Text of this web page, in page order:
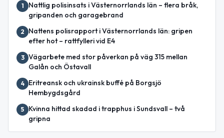
1
Nattlig polisinsats i Västernorrlands län – flera bråk,
gripanden och garagebrand
2
Nattens polisrapport i Västernorrlands län: gripen
efter hot – rattfylleri vid E4
3 Vägarbete med stor påverkan på väg 315 mellan
Galån och Östavall
4
Eritreansk och ukrainsk buffé på Borgsjö
Hembygdsgård
5
Kvinna hittad skadad i trapphus i Sundsvall – två
gripna